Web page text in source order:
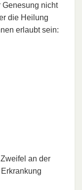
Genesung nicht
die Heilung
erlaubt sein:
an der